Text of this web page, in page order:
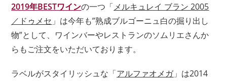
2019年BESTワインの一つ「メルキュレイ ブラン 2005
／ドゥメセ 」は今年も”熟成ブルゴーニュ白の掘り出し
物”として、ワインバーやレストランのソムリエさんか
らもご注文をいただいております。
ラベルがスタイリッシュな「アルファオメガ」は2014